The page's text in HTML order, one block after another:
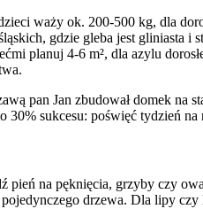
waży ok. 200-500 kg, dla
gdzie gleba jest gliniasta
planuj 4-6 m², dla azylu
pan Jan zbudował domek na
30% sukcesu: poświęć tydzień
pień na pęknięcia, grzyby czy
drzewa. Dla lipy